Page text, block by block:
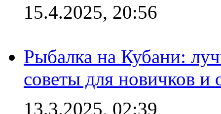
15.4.2025, 20:56
Рыбалка на Кубани:
советы для новичков
13.3.2025, 02:39